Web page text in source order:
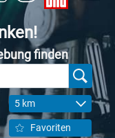
finden
5 km
Favoriten